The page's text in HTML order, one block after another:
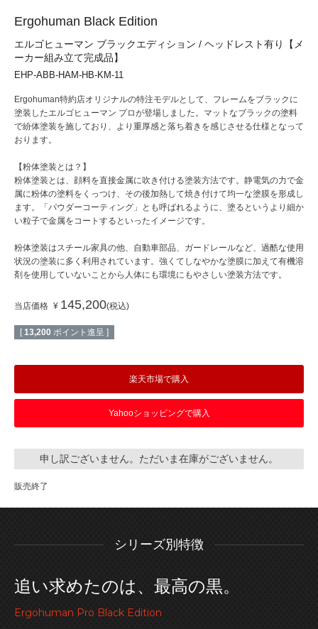
Ergohuman Black Edition
エルゴヒューマン ブラックエディション / ヘッドレスト有り【メ
ーカー組み立て完成品】
EHP-ABB-HAM-HB-KM-11
Ergohuman特約店オリジナルの特注モデルとして、フレームをブラックに
塗装したエルゴヒューマン プロが登場しました。マットなブラックの塗料
で紛体塗装を施しており、より重厚感と落ち着きを感じさせる仕様となって
おります。
【粉体塗装とは？】
粉体塗装とは、顔料を直接金属に吹き付ける塗装方法です。静電気の力で金
属に粉体の塗料をくっつけ、その後加熱して焼き付けて均一な塗膜を形成し
ます。「パウダーコーティング」とも呼ばれるように、塗るというより細か
い粒子で金属をコートするといったイメージです。
粉体塗装はスチール家具の他、自動車部品、ガードレールなど、過酷な使用
状況の塗装に多く利用されています。強くてしなやかな塗膜に加えて有機溶
剤を使用していないことから人体にも環境にもやさしい塗装方法です。
当店価格 ¥ 145,200 税込
[ 13,200 ポイント進呈 ]
楽天市場で購入
Yahooショッピングで購入
申し訳ございません。ただいま在庫がございません。
販売終了
シリーズ別特徴
追い求めたのは、最高の黒。
Ergohuman Pro Black Edition